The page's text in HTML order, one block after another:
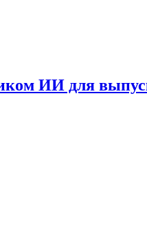
ИИ для